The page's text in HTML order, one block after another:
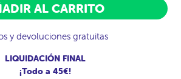
AL CARRITO
y devoluciones gratuitas
LIQUIDACIÓN FINAL
¡Todo a 45€!